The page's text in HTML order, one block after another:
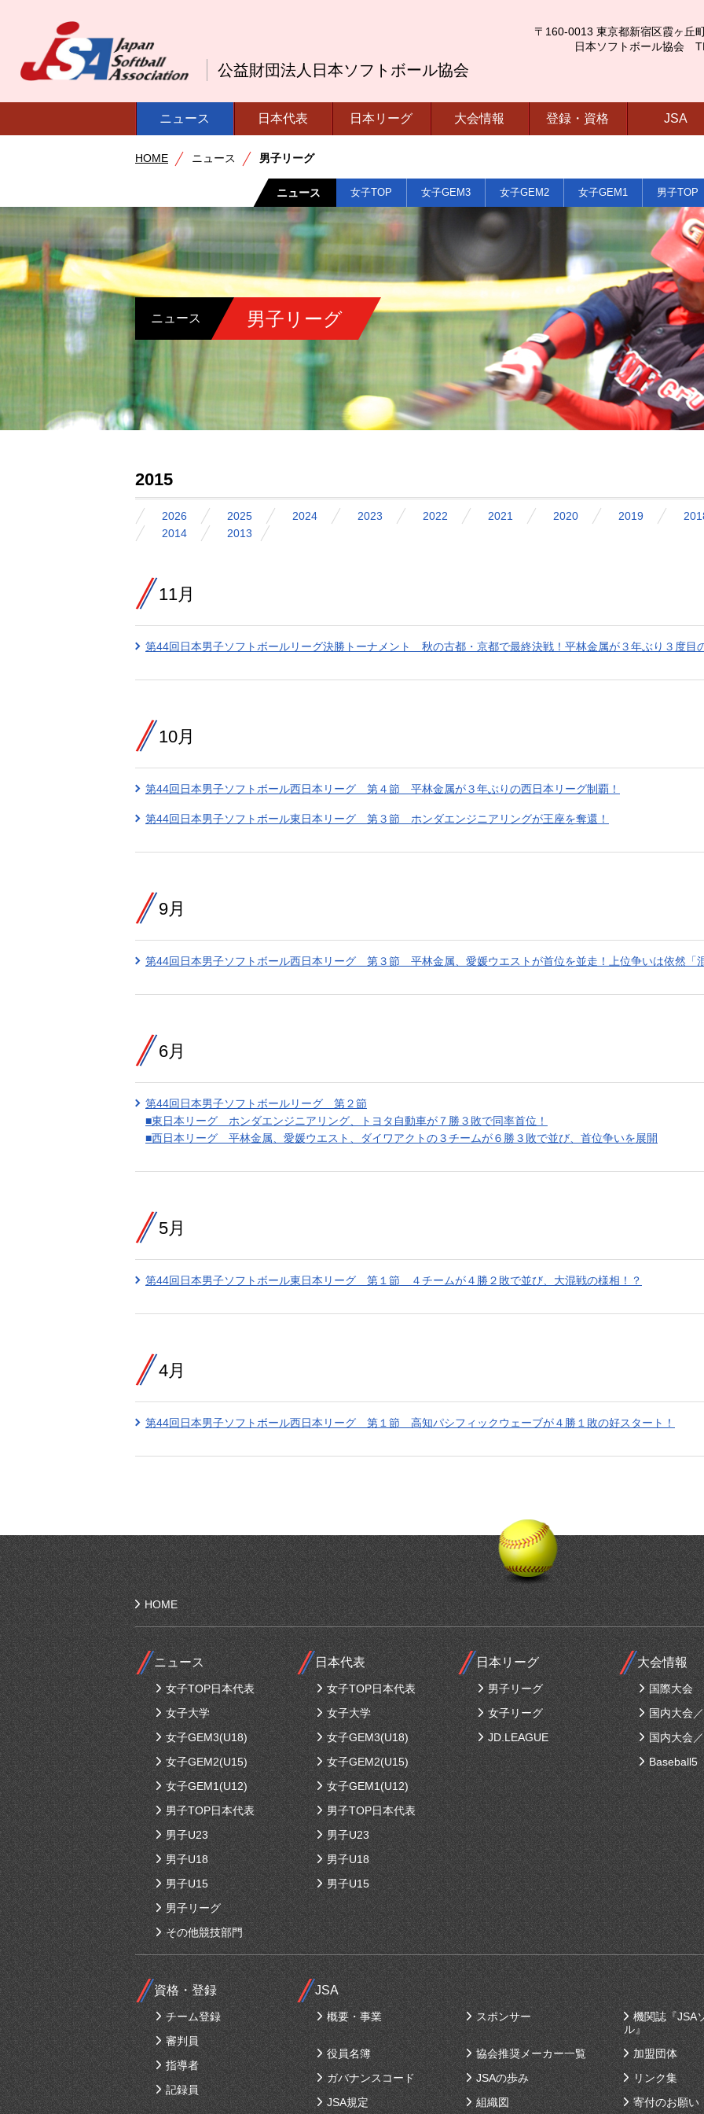
公益財団法人日本ソフトボール協会
〒160-0013 東京都新宿区霞ヶ丘
日本ソフトボール協会
ニュース 日本代表 日本リーグ 大会情報 登録・資格 JSA
HOME ニュース 男子リーグ
ニュース 女子TOP 女子GEM3 女子GEM2 女子GEM1 男子TOP
ニュース 男子リーグ
2015
2026 2025 2024 2023 2022 2021 2020 2019
2014
2013
11月
第44回日本男子ソフトボールリーグ決勝トーナメント 秋の古都・京都で最終決戦！平林金属が３年ぶり３度目
10月
第44回日本男子ソフトボール西日本リーグ 第４節 平林金属が３年ぶりの西日本リーグ制覇！
第44回日本男子ソフトボール東日本リーグ 第３節 ホンダエンジニアリングが王座を奪還！
9月
第44回日本男子ソフトボール西日本リーグ 第３節 平林金属、愛媛ウエストが首位を並走！上位争いは依然「
6月
第44回日本男子ソフトボールリーグ 第２節
■東日本リーグ ホンダエンジニアリング、トヨタ自動車が７勝３敗で同率首位！
■西日本リーグ 平林金属、愛媛ウエスト、ダイワアクトの３チームが６勝３敗で並び、首位争いを展開
5月
第44回日本男子ソフトボール東日本リーグ 第１節 ４チームが４勝２敗で並び、大混戦の様相！？
4月
第44回日本男子ソフトボール西日本リーグ 第１節 高知パシフィックウェーブが４勝１敗の好スタート！
HOME
ニュース
女子TOP日本代表
女子大学
女子GEM3(U18)
女子GEM2(U15)
女子GEM1(U12)
男子TOP日本代表
男子U23
男子U18
男子U15
男子リーグ
その他競技部門
日本代表
女子TOP日本代表
女子大学
女子GEM3(U18)
女子GEM2(U15)
女子GEM1(U12)
男子TOP日本代表
男子U23
男子U18
男子U15
日本リーグ
男子リーグ
女子リーグ
JD.LEAGUE
大会情報
国際大会
国内大会
国内大会
Baseball5
資格・登録
チーム登録
審判員
指導者
記録員
JSA
概要・事業 スポンサー
機関誌『JSA
ル』
役員名簿
協会推奨メーカー一覧
加盟団体
ガバナンスコード
JSAの歩み
リンク集
JSA規定
組織図 寄付のお願い